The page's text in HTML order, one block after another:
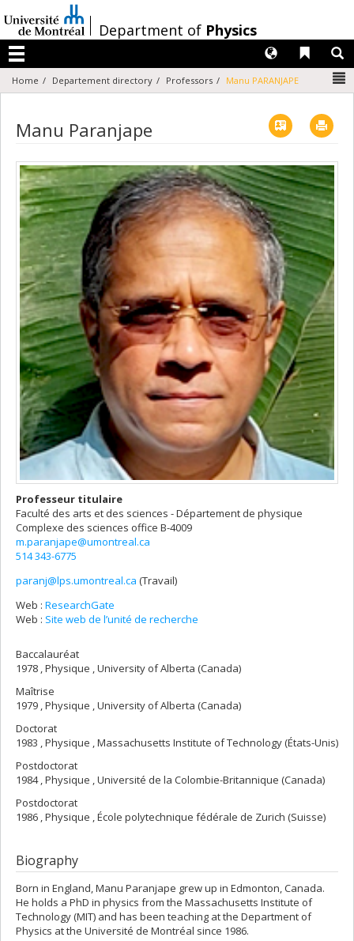
au
contenu
/Department of Physics
Menu
Liens
Langues
Home Departement directory Professors Manu PARANJAPE
Manu Paranjape Vcard
Professeur titulaire
Faculté des arts et des sciences - Département de physique
Complexe des sciences office B-4009
m.paranjape@umontreal.ca
514 343-6775
Courriels
paranj@lps.umontreal.ca (Travail)
Web : ResearchGate
Web : Site web de l’unité de recherche
Baccalauréat
1978 , Physique , University of Alberta (Canada)
Maîtrise
1979 , Physique , University of Alberta (Canada)
Doctorat
1983 , Physique , Massachusetts Institute of Technology (États-Unis)
Postdoctorat
1984 , Physique , Université de la Colombie-Britannique (Canada)
Postdoctorat
1986 , Physique , École polytechnique fédérale de Zurich (Suisse)
Biography
Born in England, Manu Paranjape grew up in Edmonton, Canada.
He holds a PhD in physics from the Massachusetts Institute of
Technology (MIT) and has been teaching at the Department of
Physics at the Université de Montréal since 1986.